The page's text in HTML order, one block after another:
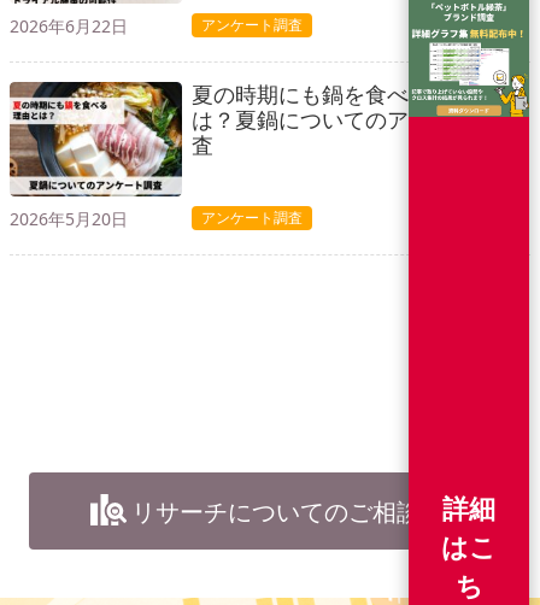
2026年6月22日 アンケート調査
夏の時期にも鍋を食べる理由と
は？夏鍋についてのアンケート調
査
2026年5月20日 アンケート調査
リサーチについてのご相談
詳細
はこ
ち